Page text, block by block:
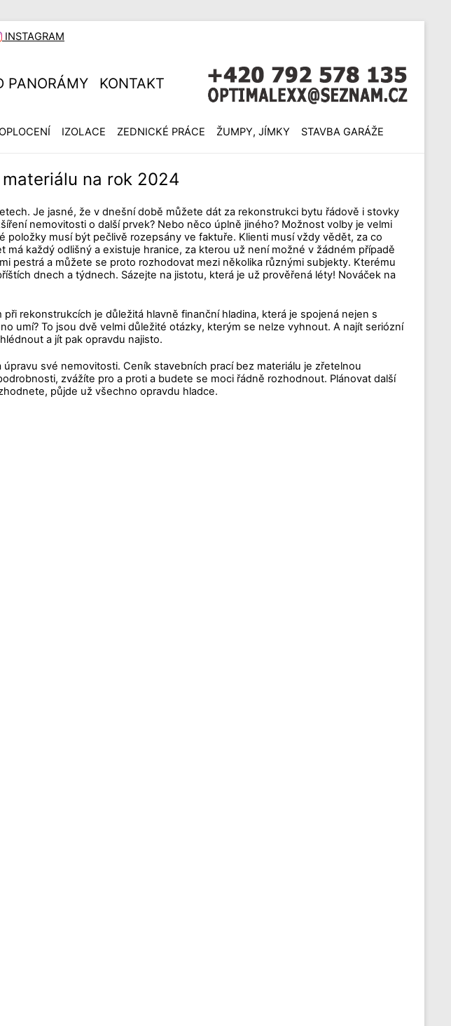
INSTAGRAM
PANORÁMY KONTAKT
IZOLACE ZEDNICKÉ PRÁCE ŽUMPY, JÍMKY STAVBA GARÁŽE
na rok 2024
Je jasné, že v dnešní době můžete dát za rekonstrukci bytu řádově i stovky
nemovitosti o další prvek? Nebo něco úplně jiného? Možnost volby je velmi
musí být pečlivě rozepsány ve faktuře. Klienti musí vždy vědět, za co
každý odlišný a existuje hranice, za kterou už není možné v žádném případě
pestrá a můžete se proto rozhodovat mezi několika různými subjekty. Kterému
dnech a týdnech. Sázejte na jistotu, která je už prověřená léty! Nováček na
rekonstrukcích je důležitá hlavně finanční hladina, která je spojená nejen s
umí? To jsou dvě velmi důležité otázky, kterým se nelze vyhnout. A najít seriózní
a jít pak opravdu najisto.
své nemovitosti. Ceník stavebních prací bez materiálu je zřetelnou
zvážíte pro a proti a budete se moci řádně rozhodnout. Plánovat další
půjde už všechno opravdu hladce.